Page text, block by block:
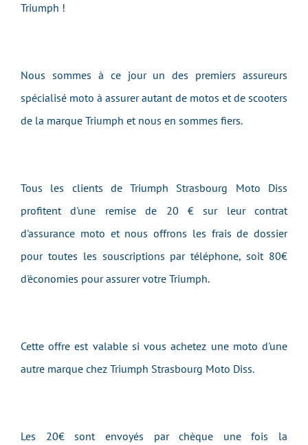
Triumph !
Nous sommes à ce jour un des premiers assureurs
spécialisé moto à assurer autant de motos et de scooters
de la marque Triumph et nous en sommes fiers.
Tous les clients de Triumph Strasbourg Moto Diss
profitent d'une remise de 20 € sur leur contrat
d'assurance moto et nous offrons les frais de dossier
pour toutes les souscriptions par téléphone, soit 80€
d'économies pour assurer votre Triumph.
Cette offre est valable si vous achetez une moto d'une
autre marque chez Triumph Strasbourg Moto Diss.
Les 20€ sont envoyés par chèque une fois la